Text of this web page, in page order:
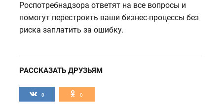
Роспотребнадзора ответят на все вопросы и
помогут перестроить ваши бизнес-процессы без
риска заплатить за ошибку.
РАССКАЗАТЬ ДРУЗЬЯМ
0 0